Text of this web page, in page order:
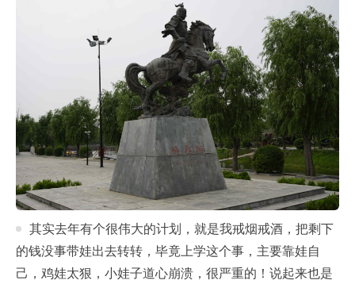
其实去年有个很伟大的计划，就是我戒烟戒酒，把剩下
的钱没事带娃出去转转，毕竟上学这个事，主要靠娃自
己，鸡娃太狠，小娃子道心崩溃，很严重的！说起来也是